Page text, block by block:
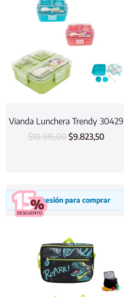
Vianda Lunchera Trendy 30429
$10.915,00 $9.823,50
Inicia sesión para comprar